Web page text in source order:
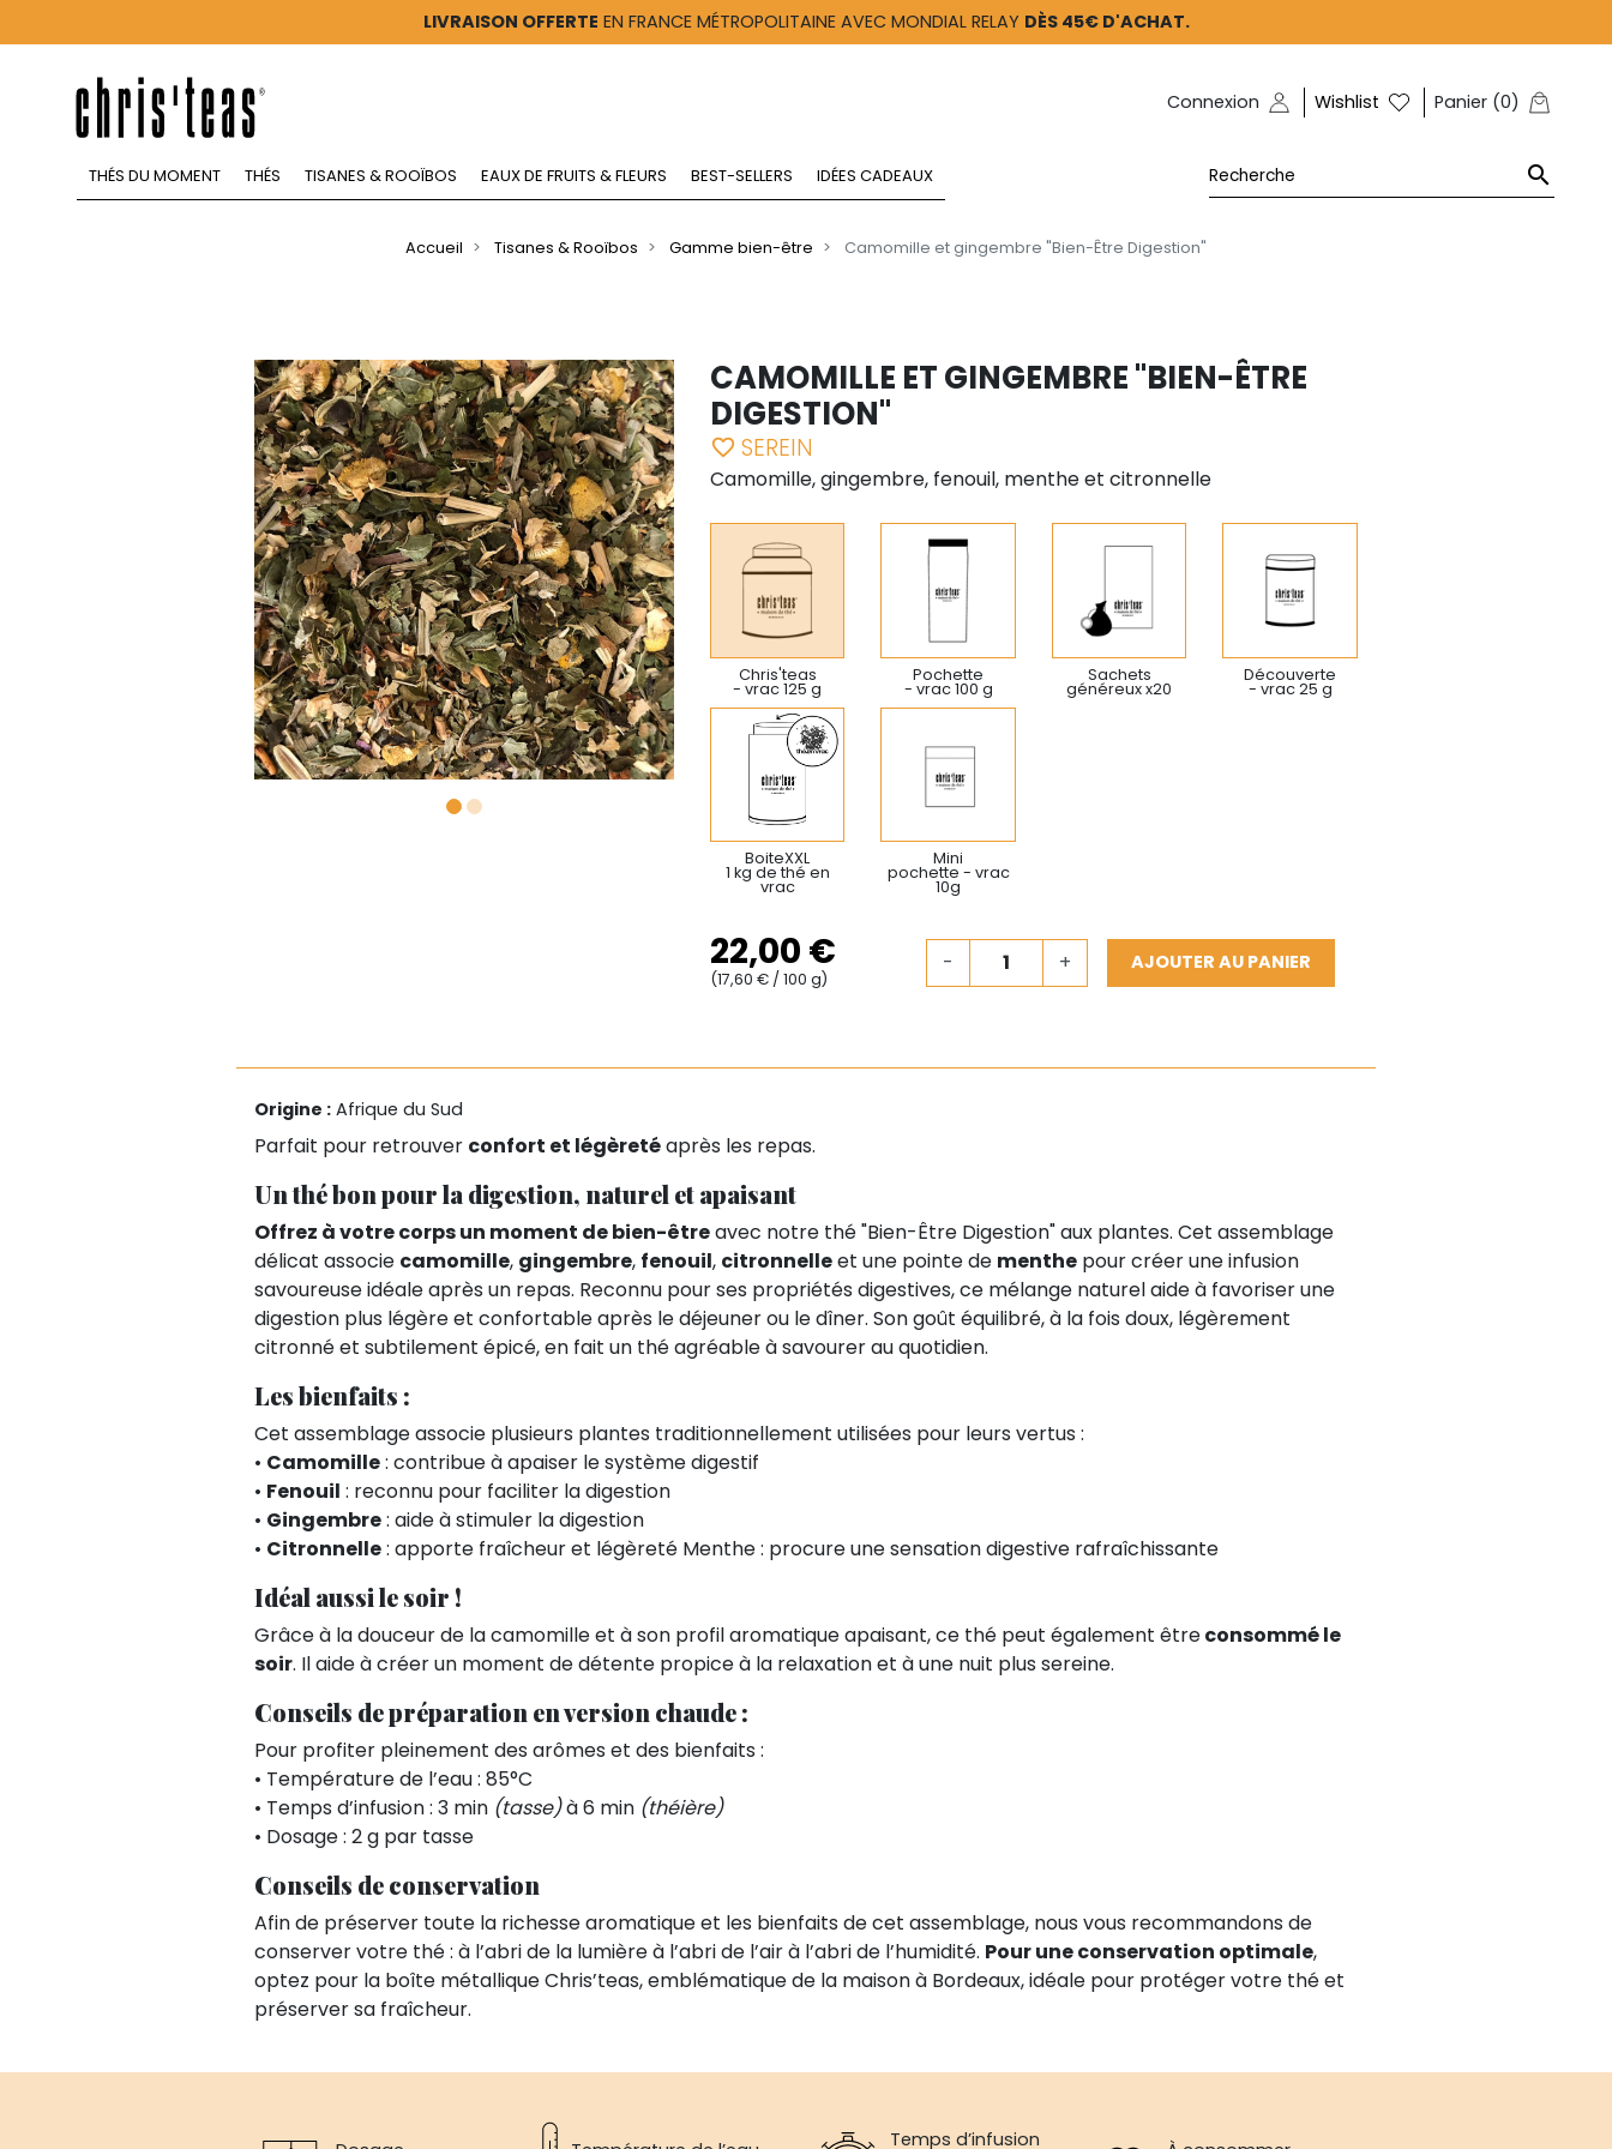
LIVRAISON OFFERTE EN FRANCE MÉTROPOLITAINE AVEC MONDIAL RELAY DÈS 45€ D'ACHAT.
Connexion Wishlist Panier (0)
THÉS DU MOMENT THÉS TISANES & ROOÏBOS EAUX DE FRUITS & FLEURS BEST-SELLERS IDÉES CADEAUX 
Accueil Tisanes & Rooïbos Gamme bien-être Camomille et gingembre "Bien-Être Digestion"
CAMOMILLE ET GINGEMBRE "BIEN-ÊTRE
DIGESTION"
favorite_border SEREIN
Camomille, gingembre, fenouil, menthe et citronnelle
Chris'teas
- vrac 125 g
Pochette
- vrac 100 g
Sachets
généreux x20
Découverte
- vrac 25 g
BoiteXXL
1 kg de thé en
vrac
Mini
pochette - vrac
10g
22,00 €
(17,60 € / 100 g)
- + AJOUTER AU PANIER
Origine : Afrique du Sud
Parfait pour retrouver confort et légèretéaprès les repas.
Un thé bon pour la digestion, naturel et apaisant
Offrez à votre corps un moment de bien-êtreavec notre thé "Bien-Être Digestion" aux plantes. Cet assemblage
délicat associe camomille, gingembre, fenouil, citronnelleet une pointe de menthe pour créer une infusion
savoureuse idéale après un repas. Reconnu pour ses propriétés digestives, ce mélange naturel aide à favoriser une
digestion plus légère et confortable après le déjeuner ou le dîner. Son goût équilibré, à la fois doux, légèrement
citronné et subtilement épicé, en fait un thé agréable à savourer au quotidien.
Les bienfaits :
Cet assemblage associe plusieurs plantes traditionnellement utilisées pour leurs vertus :
• Camomille: contribue à apaiser le système digestif
• Fenouil : reconnu pour faciliter la digestion
• Gingembre: aide à stimuler la digestion
• Citronnelle: apporte fraîcheur et légèreté Menthe : procure une sensation digestive rafraîchissante
Idéal aussi le soir !
Grâce à la douceur de la camomille et à son profil aromatique apaisant, ce thé peut également êtreconsommé le
soir. Il aide à créer un moment de détente propice à la relaxation et à une nuit plus sereine.
Conseils de préparation en version chaude :
Pour profiter pleinement des arômes et des bienfaits :
• Température de l’eau : 85°C
• Temps d’infusion : 3 min (tasse)à 6 min (théière)
• Dosage : 2 g par tasse
Conseils de conservation
Afin de préserver toute la richesse aromatique et les bienfaits de cet assemblage, nous vous recommandons de
conserver votre thé : à l’abri de la lumière à l’abri de l’air à l’abri de l’humidité. Pour une conservation optimale,
optez pour la boîte métallique Chris’teas, emblématique de la maison à Bordeaux, idéale pour protéger votre thé et
préserver sa fraîcheur.
Temps d’infusion